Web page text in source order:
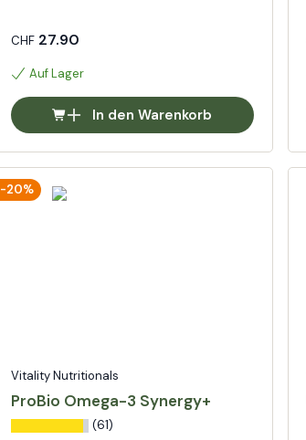
CHF27.90
Auf Lager
In den Warenkorb
-20%
Vitality Nutritionals
ProBio Omega-3 Synergy+
(61)